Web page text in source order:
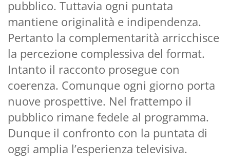
pubblico. Tuttavia ogni puntata
mantiene originalità e indipendenza.
Pertanto la complementarità arricchisce
la percezione complessiva del format.
Intanto il racconto prosegue con
coerenza. Comunque ogni giorno porta
nuove prospettive. Nel frattempo il
pubblico rimane fedele al programma.
Dunque il confronto con la puntata di
oggi amplia l’esperienza televisiva.